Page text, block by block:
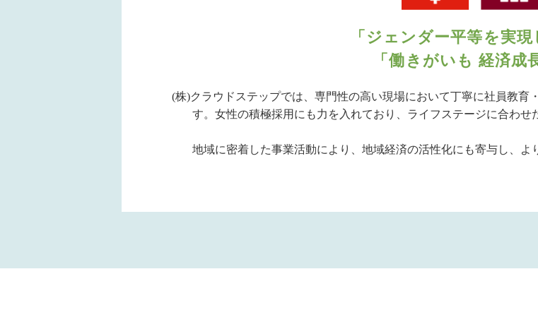
「ジェンダー平等を実現
「働きがいも 経済成
(株)クラウドステップでは、専門性の高い現場において丁寧に社員教育
す。女性の積極採用にも力を入れており、ライフステージに合わせ
地域に密着した事業活動により、地域経済の活性化にも寄与し、よ